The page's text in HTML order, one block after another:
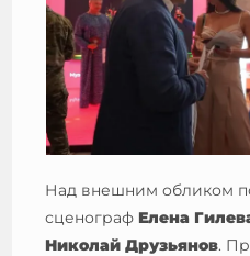
Над внешним обликом
сценографЕлена
Николай Друзьянов.